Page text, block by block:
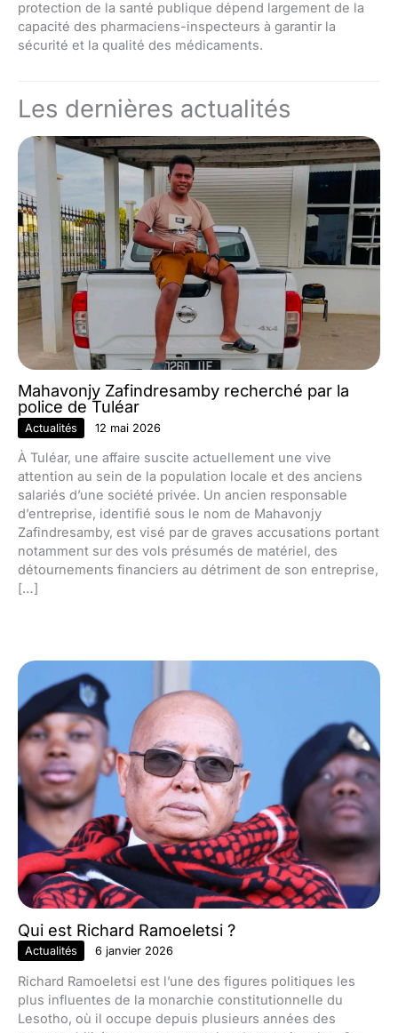
protection de la santé publique dépend largement de la
capacité des pharmaciens-inspecteurs à garantir la
sécurité et la qualité des médicaments.
Les dernières actualités
Mahavonjy Zafindresamby recherché par la
police de Tuléar
Actualités 12 mai 2026
À Tuléar, une affaire suscite actuellement une vive
attention au sein de la population locale et des anciens
salariés d’une société privée. Un ancien responsable
d’entreprise, identifié sous le nom de Mahavonjy
Zafindresamby, est visé par de graves accusations portant
notamment sur des vols présumés de matériel, des
détournements financiers au détriment de son entreprise,
[…]
Qui est Richard Ramoeletsi ?
Actualités 6 janvier 2026
Richard Ramoeletsi est l’une des figures politiques les
plus influentes de la monarchie constitutionnelle du
Lesotho, où il occupe depuis plusieurs années des